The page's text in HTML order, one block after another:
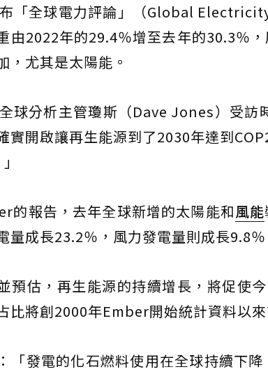
「全球電力評論」（Global
由2022年的29.4％增至去年的30.3％
，尤其是太陽能。
球分析主管瓊斯（Dave Jones）受訪
實開啟讓再生能源到了2030年達到
的報告，去年全球新增的太陽能和風能
量成長23.2％，風力發電量則成長9.8％
預估，再生能源的持續增長，將促使
比將創2000年Ember開始統計資料以來
「發電的化石燃料使用在全球持續下